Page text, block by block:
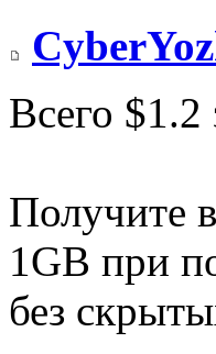
Всего $1.2
Получите
1GB при
без